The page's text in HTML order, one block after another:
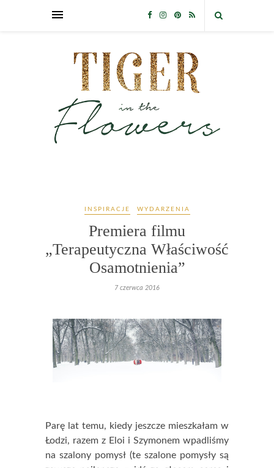
INSPIRACJE WYDARZENIA
Premiera filmu
„Terapeutyczna Właściwość
Osamotnienia”
7 czerwca 2016
Parę lat temu, kiedy jeszcze mieszkałam w
Łodzi, razem z Eloi i Szymonem wpadliśmy
na szalony pomysł (te szalone pomysły są